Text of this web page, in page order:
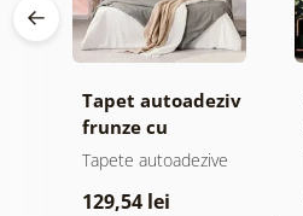
Tapet autoadeziv
frunze cu
atingere
Tapete autoadezive
129,54 lei